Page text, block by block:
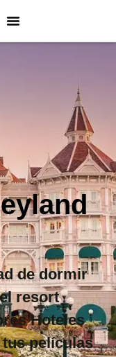
de dormir
resort
Hoteles
películas